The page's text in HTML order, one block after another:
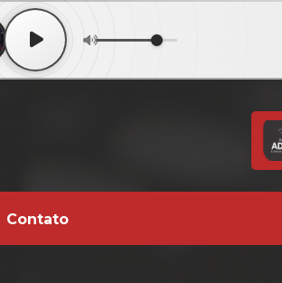
Contato